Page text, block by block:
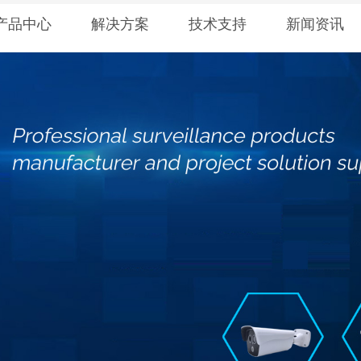
品中心 解决方案 技术支持 新闻资讯